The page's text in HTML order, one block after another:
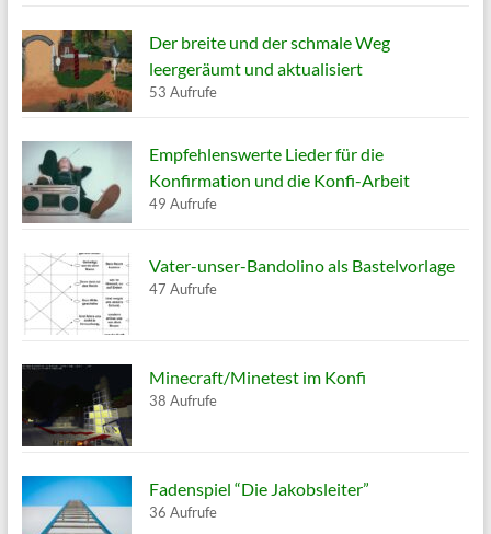
Der breite und der schmale Weg
leergeräumt und aktualisiert
53 Aufrufe
Empfehlenswerte Lieder für die
Konfirmation und die Konfi-Arbeit
49 Aufrufe
Vater-unser-Bandolino als Bastelvorlage
47 Aufrufe
Minecraft/Minetest im Konfi
38 Aufrufe
Fadenspiel “Die Jakobsleiter”
36 Aufrufe